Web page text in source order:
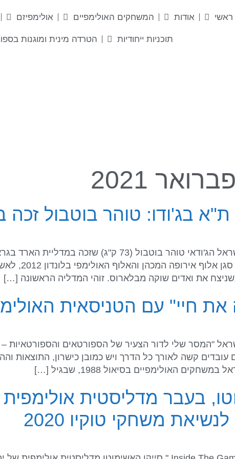
ראשי אודות המשחקים האולימפיים אולימפיזם
תוכניות ייחודיות הטרדה מינית ומוגנות
בג'ודו: טוהר בוטבול זכה בארד
מדליסט
את ואדים שוקה מבלארוס. זוהי המדליה הראשונה […]
חיי" עם הטניסאית
"המסר שלי לדור הצעיר של הספורטאים והספורטאיות –
האולימפיים בסיאול 1988, שבגיל […]
בעבר מדליסטית
משחקי טוקיו 2020